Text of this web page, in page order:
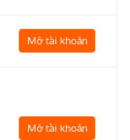
Mở tài khoản
Mở tài khoản